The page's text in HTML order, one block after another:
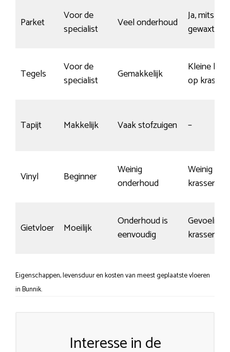
Parket
Voor de
specialist
Veel onderhoud
Ja, mits
gewaxt
Tegels
Voor de
specialist
Gemakkelijk
Kleine kans
op krassen
Tapijt Makkelijk Vaak stofzuigen –
Vinyl Beginner
Weinig
onderhoud
Weinig
krassen
Gietvloer Moeilijk
Onderhoud is
eenvoudig
Gevoelig
krassen
Eigenschappen, levensduur en kosten van meest geplaatste vloeren
in Bunnik.
Interesse in de